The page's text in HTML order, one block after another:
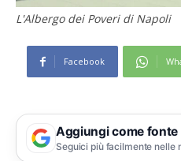
L'Albergo dei Poveri di Napoli
Facebook
Aggiungi come
Seguici più facilmente nelle